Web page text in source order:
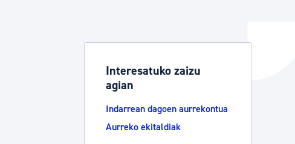
Eskubideak eta bizikidetza
Interesatuko zaizu
agian
Indarrean dagoen aurrekontua
Aurreko ekitaldiak